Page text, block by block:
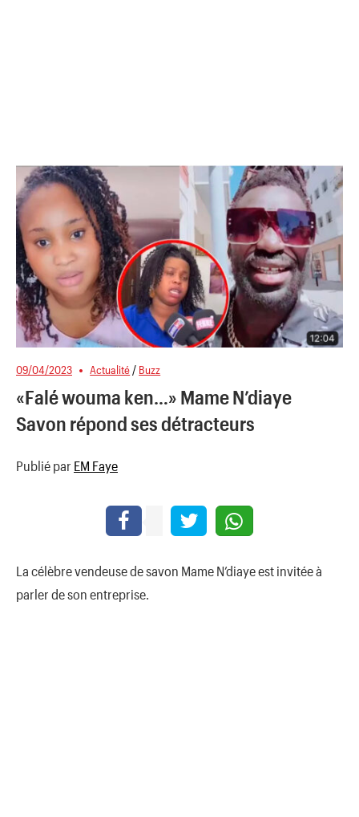
09/04/2023 Actualité / Buzz
«Falé wouma ken…» Mame N’diaye
Savon répond ses détracteurs
Publié par EM Faye
La célèbre vendeuse de savon Mame N’diaye est invitée à
parler de son entreprise.